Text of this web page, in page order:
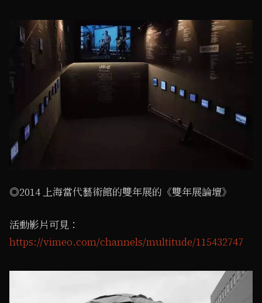
◎2014 上海當代藝術館的雙年展的《雙年展論壇》
活動影片可見：
https://vimeo.com/channels/multitude/115432747